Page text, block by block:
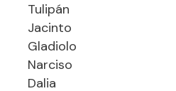
Tulipán
Jacinto
Gladiolo
Narciso
Dalia